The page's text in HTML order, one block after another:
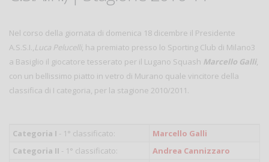
Nel corso della giornata di domenica 18 dicembre il Presidente
A.S.S.I.,Luca Pelucelli, ha premiato presso lo Sporting Club di Milano3
a Basiglio il giocatore tesserato per il Lugano Squash Marcello Galli,
con un bellissimo piatto in vetro di Murano quale vincitore della
classifica di I categoria, per la stagione 2010/2011.
Categoria I - 1° classificato:
Marcello Galli
Categoria II - 1° classificato:
Andrea Cannizzaro